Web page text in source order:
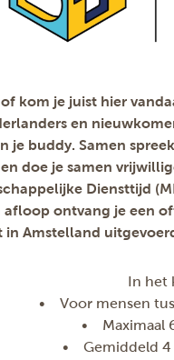
kom je juist hier
en
je buddy. Samen
doe je samen
Diensttijd
afloop ontvang je een
in Amstelland
In het
• Voor mensen
• Maximaal
• Gemiddeld 4